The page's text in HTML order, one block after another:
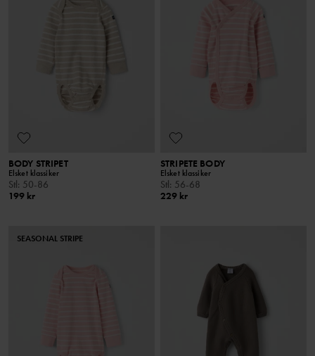
BODY STRIPET
Elsket klassiker
Stl: 50-86
199 kr
STRIPETE BODY
Elsket klassiker
Stl: 56-68
229 kr
SEASONAL STRIPE